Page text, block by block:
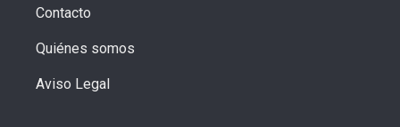
Contacto
Quiénes somos
Aviso Legal